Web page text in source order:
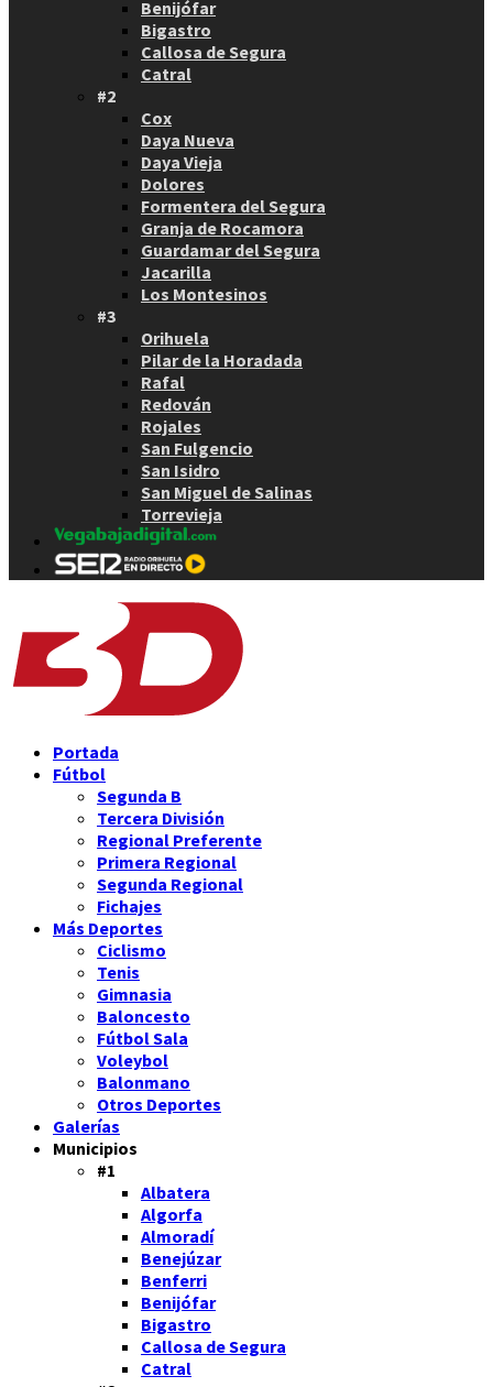
Benijófar
Bigastro
Callosa de Segura
Catral
#2
Cox
Daya Nueva
Daya Vieja
Dolores
Formentera del Segura
Granja de Rocamora
Guardamar del Segura
Jacarilla
Los Montesinos
#3
Orihuela
Pilar de la Horadada
Rafal
Redován
Rojales
San Fulgencio
San Isidro
San Miguel de Salinas
Torrevieja
Portada
Fútbol
Segunda B
Tercera División
Regional Preferente
Primera Regional
Segunda Regional
Fichajes
Más Deportes
Ciclismo
Tenis
Gimnasia
Baloncesto
Fútbol Sala
Voleybol
Balonmano
Otros Deportes
Galerías
Municipios
#1
Albatera
Algorfa
Almoradí
Benejúzar
Benferri
Benijófar
Bigastro
Callosa de Segura
Catral